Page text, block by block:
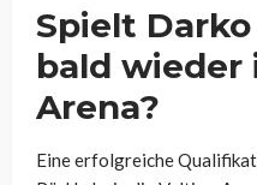
Spielt
bald wieder
Arena?
Eine erfolgreiche